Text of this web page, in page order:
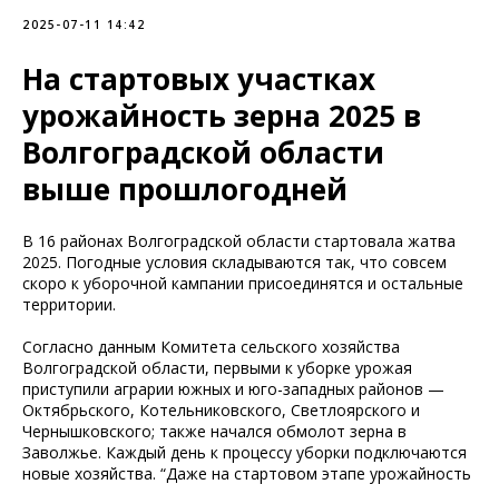
2025-07-11 14:42
На стартовых участках
урожайность зерна 2025 в
Волгоградской области
выше прошлогодней
В 16 районах Волгоградской области стартовала жатва
2025. Погодные условия складываются так, что совсем
скоро к уборочной кампании присоединятся и остальные
территории.
Согласно данным Комитета сельского хозяйства
Волгоградской области, первыми к уборке урожая
приступили аграрии южных и юго-западных районов —
Октябрьского, Котельниковского, Светлоярского и
Чернышковского; также начался обмолот зерна в
Заволжье. Каждый день к процессу уборки подключаются
новые хозяйства. “Даже на стартовом этапе урожайность